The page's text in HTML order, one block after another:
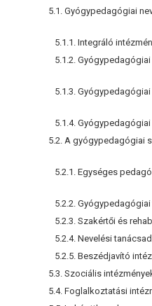
5.1.1. Integráló
5.2.3. Szakértői és
5.2.4. Nevelési
5.2.5. Beszédjavító
5.3. Szociális
5.4. Foglalkoztatási